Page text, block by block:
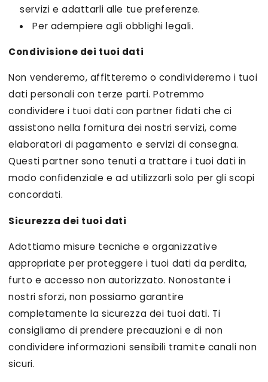
servizi e adattarli alle tue preferenze.
Per adempiere agli obblighi legali.
Condivisione dei tuoi dati
Non venderemo, affitteremo o condivideremo i tuoi
dati personali con terze parti. Potremmo
condividere i tuoi dati con partner fidati che ci
assistono nella fornitura dei nostri servizi, come
elaboratori di pagamento e servizi di consegna.
Questi partner sono tenuti a trattare i tuoi dati in
modo confidenziale e ad utilizzarli solo per gli scopi
concordati.
Sicurezza dei tuoi dati
Adottiamo misure tecniche e organizzative
appropriate per proteggere i tuoi dati da perdita,
furto e accesso non autorizzato. Nonostante i
nostri sforzi, non possiamo garantire
completamente la sicurezza dei tuoi dati. Ti
consigliamo di prendere precauzioni e di non
condividere informazioni sensibili tramite canali non
sicuri.